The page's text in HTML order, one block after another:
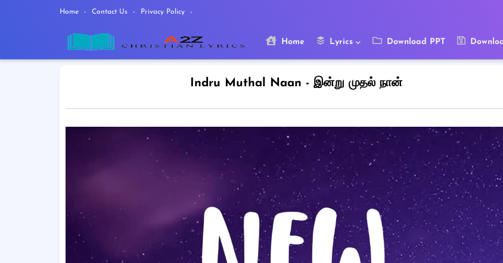
Home Contact Us Privacy Policy
Home Lyrics Download PPT
Indru Muthal Naan - இன்று முதல் நான்